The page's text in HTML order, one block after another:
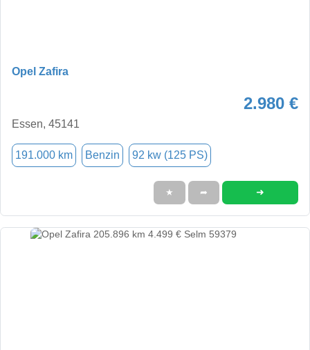
Opel Zafira
2.980 €
Essen, 45141
191.000 km Benzin 92 kw (125 PS)
★ ➦ ➜